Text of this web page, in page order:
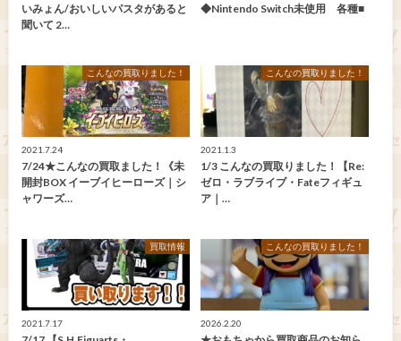
いみょん/おいしいパスタがあると
聞いて 2…
◆Nintendo Switch未使用 各種■
こんなの買取りました！
2021.7.24
7/24★こんなの買取ました！《未
開封BOX イーブイヒーローズ｜シ
ャワーズ…
こんなの買取りました！
2021.1.3
1/3 こんなの買取りました！【Re:
ゼロ・ラブライブ・Fateフィギュ
ア｜…
買取情報
2021.7.17
こんなの買取りました！
2026.2.20